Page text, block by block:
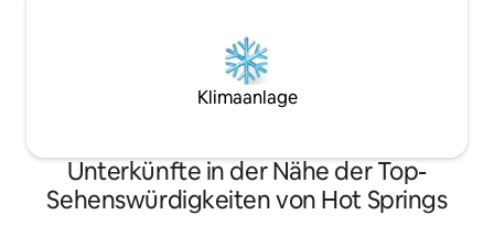
Klimaanlage
Unterkünfte in der Nähe der Top-
Sehenswürdigkeiten von Hot Springs